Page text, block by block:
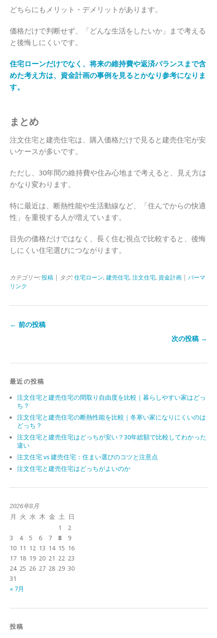
どちらにもメリット・デメリットがあります。
価格だけで判断せず、「どんな生活をしたいか」まで考える
と後悔しにくいです。
住宅ローンだけでなく、将来の維持費や返済バランスまで含
めた考え方は、資金計画の事例を見るとかなり参考になりま
す。
まとめ
注文住宅と建売住宅は、購入価格だけで見ると建売住宅が安
いケースが多いです。
ただし、30年間の維持費や住み心地まで考えると、見え方は
かなり変わります。
特に最近は、断熱性能や生活動線など、「住んでからの快適
性」を重視する人が増えています。
目先の価格だけではなく、長く住む視点で比較すると、後悔
しにくい住宅選びにつながります。
カテゴリー: 投稿 | タグ: 住宅ローン, 建売住宅, 注文住宅, 資金計画
パーマ
リンク
← 前の投稿
次の投稿 →
最近の投稿
注文住宅と建売住宅の間取り自由度を比較｜暮らしやすい家はどっ
ち？
注文住宅と建売住宅の断熱性能を比較｜冬寒い家になりにくいのは
どっち？
注文住宅と建売住宅はどっちが安い？30年総額で比較してわかった
違い
注文住宅 vs 建売住宅：住まい選びのコツと注意点
注文住宅と建売住宅はどっちがよいのか
2026年8月
月
火 水 木 金 土
日
1
2
3
4 5 6 7 8
9
10 11 12 13 14 15 16
17 18 19 20 21 22 23
24 25 26 27 28 29 30
31
« 7月
投稿